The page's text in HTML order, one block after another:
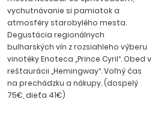
pobrežie trvá cca 50 minút.
vychutnávanie si pamiatok a
atmosféry starobylého mesta.
Degustácia regionálnych
bulharských vín z rozsiahleho výberu
vinotéky Enoteca „Prince Cyril“. Obed v
reštaurácii „Hemingway“. Voľný čas
na prechádzku a nákupy. (dospelý
75€, dieťa 41€)